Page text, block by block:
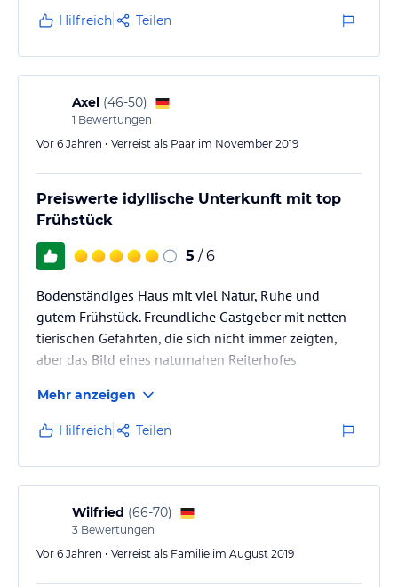
kein 4 Sterne Hotel.
Hilfreich Teilen
Axel (46-50)
1 Bewertungen
Vor 6 Jahren • Verreist als Paar im November 2019
Preiswerte idyllische Unterkunft mit top
Frühstück
5 / 6
Bodenständiges Haus mit viel Natur, Ruhe und
gutem Frühstück. Freundliche Gastgeber mit netten
tierischen Gefährten, die sich nicht immer zeigten,
aber das Bild eines naturnahen Reiterhofes
Kein Luxus, aber trotzdem angenehm, vor allem für
Leute welche Natur, wandern und klar auch Pferde
mögen, oder selber begeisterte Reiter sind.
Kommen gerne wieder.
Mehr anzeigen
Hilfreich Teilen
Wilfried (66-70)
3 Bewertungen
Vor 6 Jahren • Verreist als Familie im August 2019